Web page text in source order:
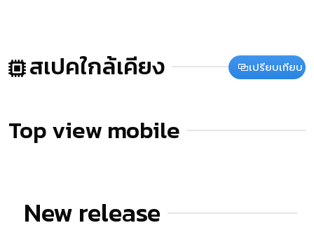
สเปคใกล้เคียง เปรียบเทียบ
Top view mobile
New release